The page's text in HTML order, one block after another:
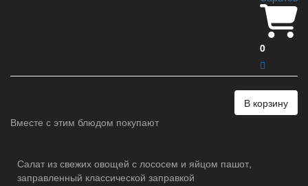
0
В корзину
Вместе с этим блюдом покупают
Салат из свежих овощей с лососем и яйцом пашот,
заправленный классической заправкой